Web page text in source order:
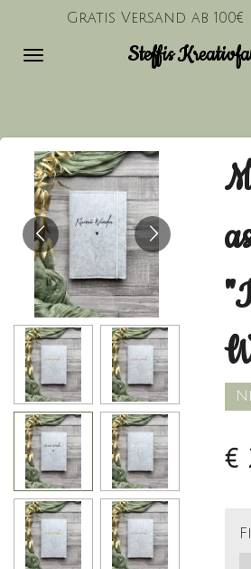
springen
Steffis
Gratis Versand ab
€